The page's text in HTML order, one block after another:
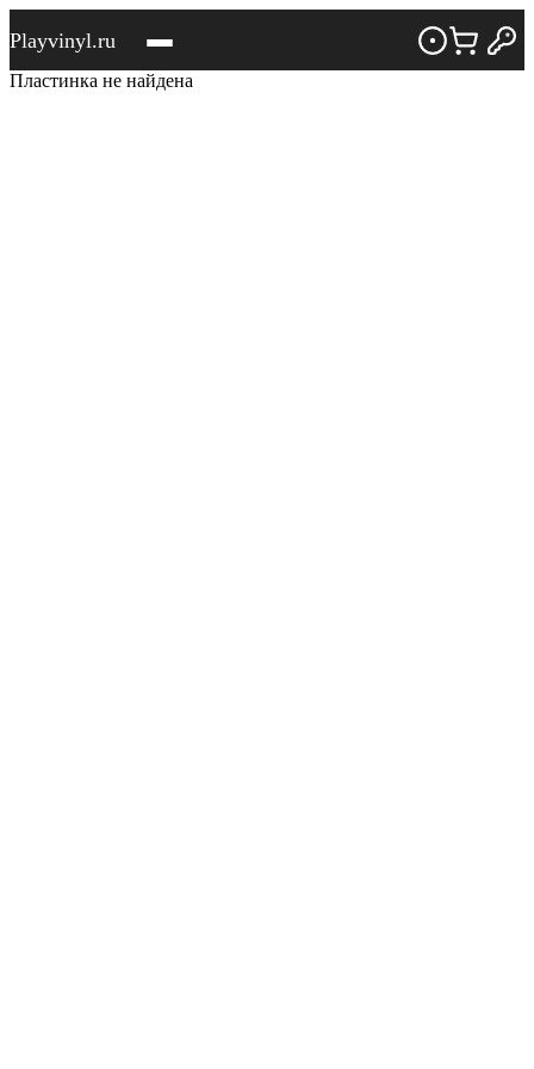
Playvinyl.ru
Пластинка не найдена